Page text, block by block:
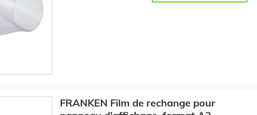
FRANKEN Film de rechange pour